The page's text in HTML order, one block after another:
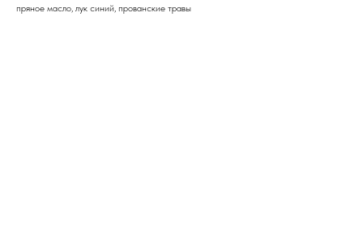
пряное масло, лук синий, прованские травы